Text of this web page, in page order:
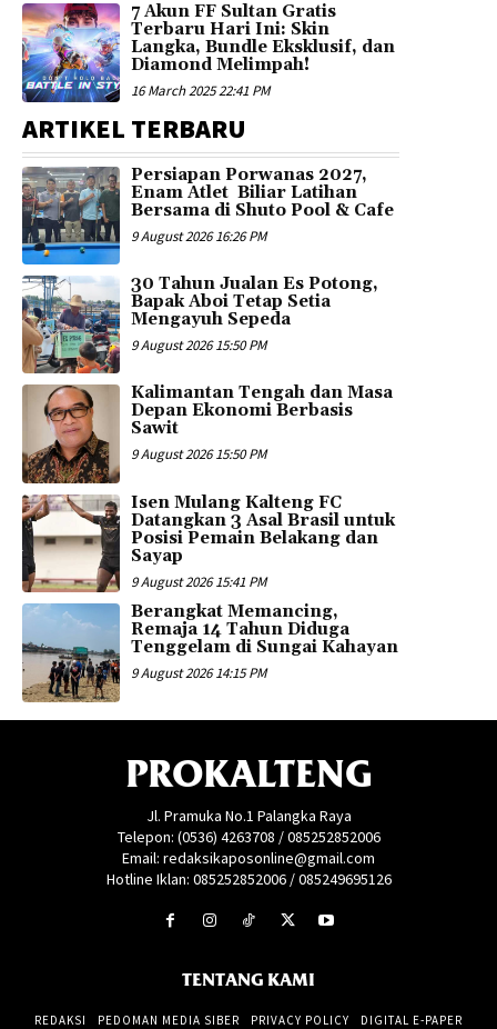
7 Akun FF Sultan Gratis
Terbaru Hari Ini: Skin
Langka, Bundle Eksklusif, dan
Diamond Melimpah!
16 March 2025 22:41 PM
ARTIKEL TERBARU
Persiapan Porwanas 2027,
Enam Atlet Biliar Latihan
Bersama di Shuto Pool & Cafe
9 August 2026 16:26 PM
30 Tahun Jualan Es Potong,
Bapak Aboi Tetap Setia
Mengayuh Sepeda
9 August 2026 15:50 PM
Kalimantan Tengah dan Masa
Depan Ekonomi Berbasis
Sawit
9 August 2026 15:50 PM
Isen Mulang Kalteng FC
Datangkan 3 Asal Brasil untuk
Posisi Pemain Belakang dan
Sayap
9 August 2026 15:41 PM
Berangkat Memancing,
Remaja 14 Tahun Diduga
Tenggelam di Sungai Kahayan
9 August 2026 14:15 PM
PROKALTENG
Jl. Pramuka No.1 Palangka Raya
Telepon: (0536) 4263708 / 085252852006
Email: redaksikaposonline@gmail.com
Hotline Iklan: 085252852006 / 085249695126
TENTANG KAMI
REDAKSI PEDOMAN MEDIA SIBER PRIVACY POLICY DIGITAL E-PAPER